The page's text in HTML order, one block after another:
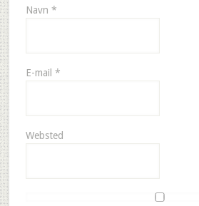
Navn *
E-mail *
Websted